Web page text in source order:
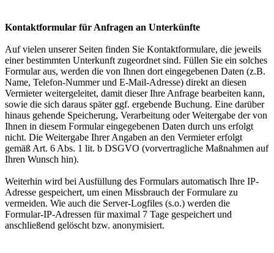
Kontaktformular für Anfragen an Unterkünfte
Auf vielen unserer Seiten finden Sie Kontaktformulare, die jeweils
einer bestimmten Unterkunft zugeordnet sind. Füllen Sie ein solches
Formular aus, werden die von Ihnen dort eingegebenen Daten (z.B.
Name, Telefon-Nummer und E-Mail-Adresse) direkt an diesen
Vermieter weitergeleitet, damit dieser Ihre Anfrage bearbeiten kann,
sowie die sich daraus später ggf. ergebende Buchung. Eine darüber
hinaus gehende Speicherung, Verarbeitung oder Weitergabe der von
Ihnen in diesem Formular eingegebenen Daten durch uns erfolgt
nicht. Die Weitergabe Ihrer Angaben an den Vermieter erfolgt
gemäß Art. 6 Abs. 1 lit. b DSGVO (vorvertragliche Maßnahmen auf
Ihren Wunsch hin).
Weiterhin wird bei Ausfüllung des Formulars automatisch Ihre IP-
Adresse gespeichert, um einen Missbrauch der Formulare zu
vermeiden. Wie auch die Server-Logfiles (s.o.) werden die
Formular-IP-Adressen für maximal 7 Tage gespeichert und
anschließend gelöscht bzw. anonymisiert.